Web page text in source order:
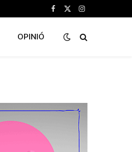
Facebook
X
Instagram
OPINIÓ